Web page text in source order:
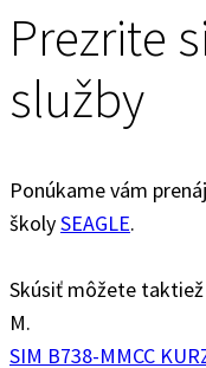
Prezrite
služby
Ponúkame vám
školy SEAGLE
Skúsiť môžete
M.
SIM B738-MMCC